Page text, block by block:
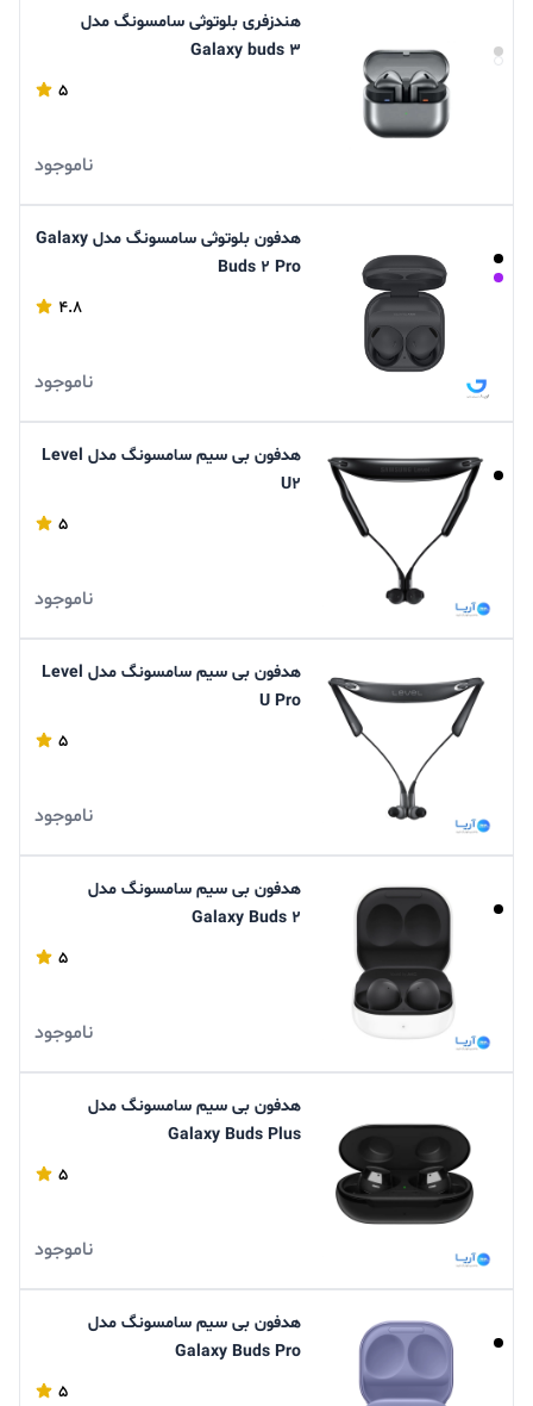
هندزفری بلوتوثی سامسونگ مدل
Galaxy buds 3
5
ناموجود
هدفون بلوتوثی سامسونگ مدل Galaxy
Buds 2 Pro
4.8
ناموجود
هدفون بی سیم سامسونگ مدل Level
U2
5
ناموجود
هدفون بی سیم سامسونگ مدل Level
U Pro
5
ناموجود
هدفون بی سیم سامسونگ مدل
Galaxy Buds 2
5
ناموجود
هدفون بی سیم سامسونگ مدل
Galaxy Buds Plus
5
ناموجود
هدفون بی سیم سامسونگ مدل
Galaxy Buds Pro
5